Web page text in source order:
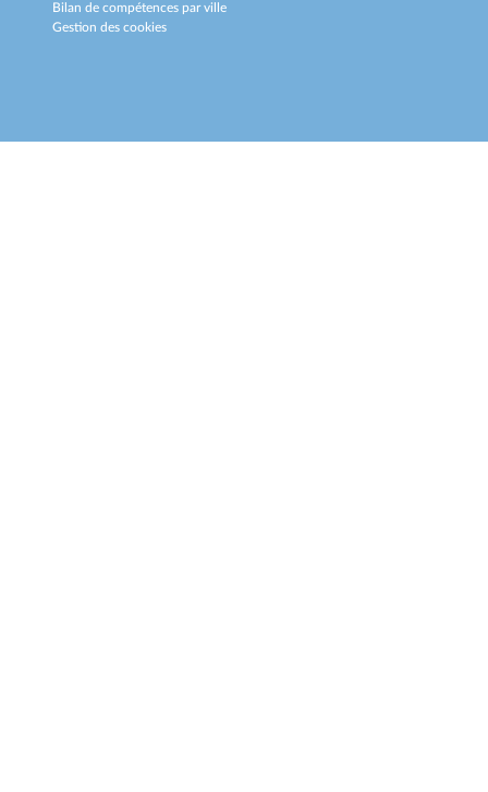
Bilan de compétences par ville
Gestion des cookies